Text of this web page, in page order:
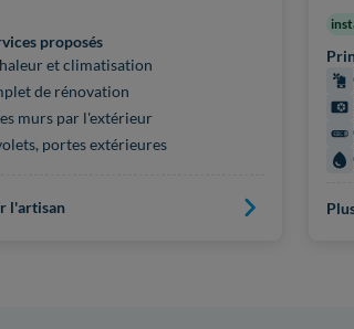
proposés
et climatisation
de rénovation
murs par l'extérieur
portes extérieures
l'artisan